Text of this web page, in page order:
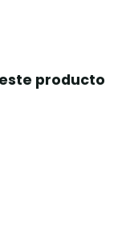
producto